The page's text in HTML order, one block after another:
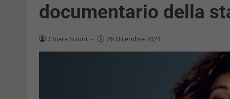
documentario della
Chiara Scioni - 26 Dicembre 2021